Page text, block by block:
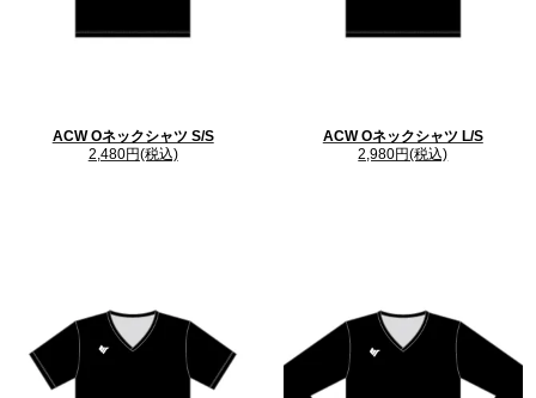
ACW Oネックシャツ S/S
2,480円(税込)
ACW Oネックシャツ L/S
2,980円(税込)